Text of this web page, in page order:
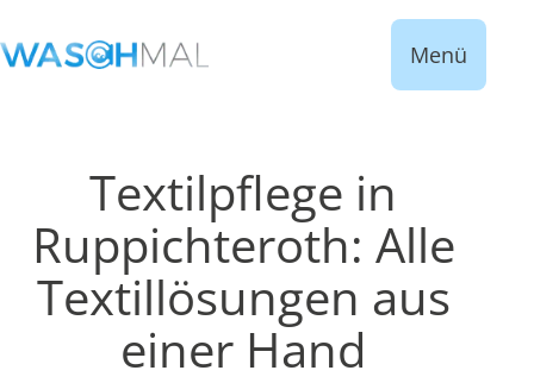
Menü
Textilpflege in
Ruppichteroth: Alle
Textillösungen aus
einer Hand